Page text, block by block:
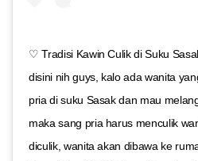
♡ Tradisi Kawin Culik di Suku
disini nih guys, kalo ada wanita
pria di suku Sasak dan mau
maka sang pria harus menculik
diculik, wanita akan dibawa ke